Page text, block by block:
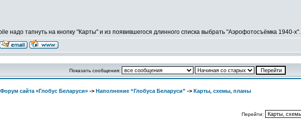
надо тапнуть на кнопку "Карты" и из появившегося длинного списка выбрать "Аэрофотосъёмка 1940-х".
Показать сообщения:
сайта «Глобус Беларуси» -> Наполнение “Глобуса Беларуси” -> Карты, схемы, планы
Перейти: